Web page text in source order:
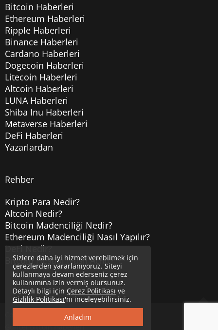
Bitcoin Haberleri
Ethereum Haberleri
Ripple Haberleri
Binance Haberleri
Cardano Haberleri
Dogecoin Haberleri
Litecoin Haberleri
Altcoin Haberleri
LUNA Haberleri
Shiba Inu Haberleri
Metaverse Haberleri
DeFi Haberleri
Yazarlardan
Rehber
Kripto Para Nedir?
Altcoin Nedir?
Bitcoin Madenciliği Nedir?
Ethereum Madenciliği Nasıl Yapılır?
DeFi Nedir?
Bitcoin Hesabı Nasıl Açılır?
Uzmancoin
Güncel Bitcoin Haberleri
Sizlere daha iyi hizmet verebilmek için
çerezlerden yararlanıyoruz. Siteyi
kullanmaya devam ederseniz çerez
kullanımına izin vermiş olursunuz.
Detaylı bilgi için Çerez Politikası ve
Gizlilik Politikası'nı inceleyebilirsiniz.
Anladım